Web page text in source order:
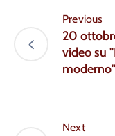
Previous
20
video su
moderno"
Next